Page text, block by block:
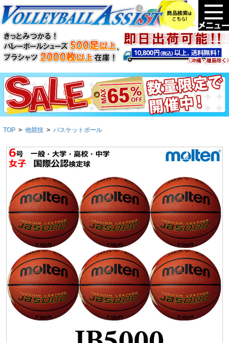
TOP > 他競技 > バスケットボール